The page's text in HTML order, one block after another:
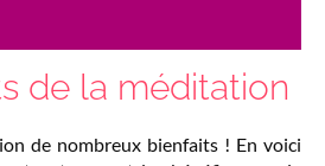
de la méditation
de nombreux bienfaits ! En voici